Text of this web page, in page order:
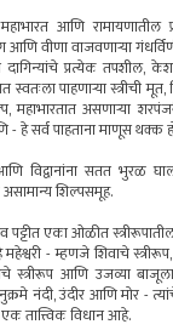
महाभारत आणि
आणि वीणा वाजवणाऱ्या
प्रत्येक तपशील,
स्वतःला पाहणाऱ्या स्त्रीची
महाभारतात असणाऱ्या
हे सर्व पाहताना माणूस थक्क
विद्वानांना सतत भुरळ
असामान्य शिल्पसमूह.
पट्टीत एका ओळीत
- म्हणजे शिवाचे स्त्रीरूप,
स्त्रीरूप आणि उजव्या बाजूला
अनुक्रमे नंदी, उंदीर आणि मोर -
तात्त्विक विधान आहे.